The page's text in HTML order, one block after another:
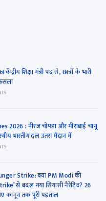
केंद्रीय शिक्षा मंत्री पद से, छात्रों के भारी
2026 : नीरज चोपड़ा और मीराबाई चानू
भारतीय दल उतरा मैदान में
Strike: क्या PM Modi की
से बदल गया सियासी नैरेटिव? 26
तक पूरी पड़ताल